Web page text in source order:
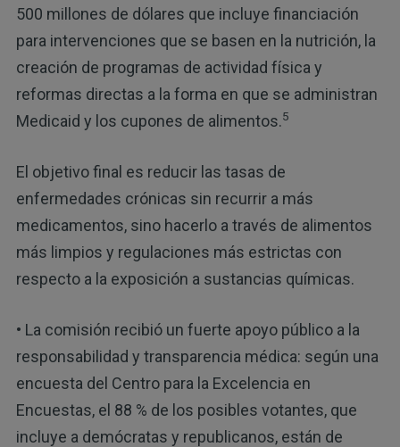
500 millones de dólares que incluye financiación
para intervenciones que se basen en la nutrición, la
creación de programas de actividad física y
reformas directas a la forma en que se administran
Medicaid y los cupones de alimentos.5
El objetivo final es reducir las tasas de
enfermedades crónicas sin recurrir a más
medicamentos, sino hacerlo a través de alimentos
más limpios y regulaciones más estrictas con
respecto a la exposición a sustancias químicas.
• La comisión recibió un fuerte apoyo público a la
responsabilidad y transparencia médica: según una
encuesta del Centro para la Excelencia en
Encuestas, el 88 % de los posibles votantes, que
incluye a demócratas y republicanos, están de